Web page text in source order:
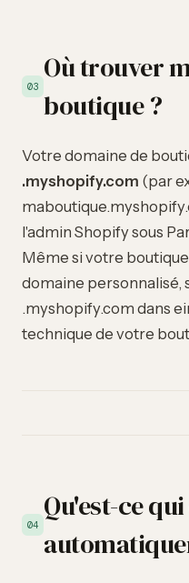
03
Où trouver
boutique ?
Votre domaine de
.myshopify.com (par
l'admin Shopify sous
Même si votre
domaine personnalisé,
.myshopify.com dans
technique de votre
04
Qu'est-ce